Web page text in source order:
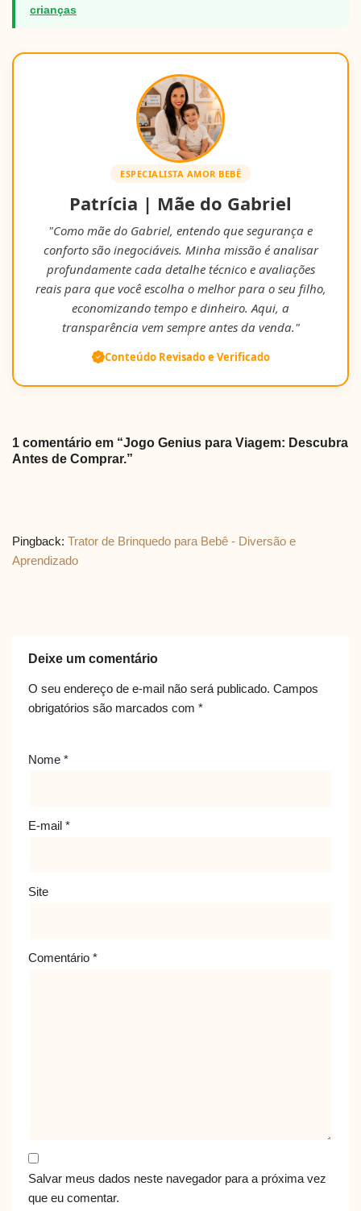
crianças
ESPECIALISTA AMOR BEBÊ
Patrícia | Mãe do Gabriel
"Como mãe do Gabriel, entendo que segurança e
conforto são inegociáveis. Minha missão é analisar
profundamente cada detalhe técnico e avaliações
reais para que você escolha o melhor para o seu filho,
economizando tempo e dinheiro. Aqui, a
transparência vem sempre antes da venda."
Conteúdo Revisado e Verificado
1 comentário em “Jogo Genius para Viagem: Descubra
Antes de Comprar.”
Pingback: Trator de Brinquedo para Bebê - Diversão e
Aprendizado
Deixe um comentário
O seu endereço de e-mail não será publicado. Campos
obrigatórios são marcados com *
Nome *
E-mail *
Site
Comentário *
Salvar meus dados neste navegador para a próxima vez
que eu comentar.